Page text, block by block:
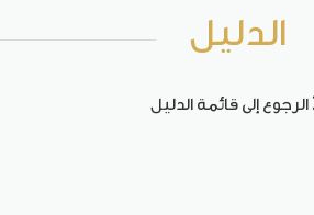
الدليل
الرجوع إلى قائمة الدليل